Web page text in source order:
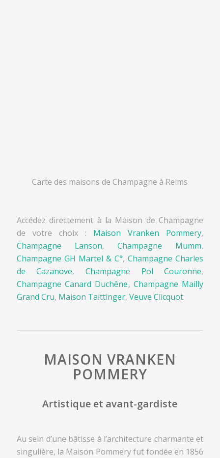
Carte des maisons de Champagne à Reims
Accédez directement à la Maison de Champagne
de votre choix : Maison Vranken Pommery,
Champagne Lanson,Champagne Mumm,
Champagne GH Martel & C°,Champagne Charles
de Cazanove, Champagne Pol Couronne,
Champagne Canard Duchêne, Champagne Mailly
Grand Cru, Maison Taittinger, Veuve Clicquot.
MAISON VRANKEN
POMMERY
Artistique et avant-gardiste
Au sein d’une bâtisse à l’architecture charmante et
singulière, la Maison Pommery fut fondée en 1856